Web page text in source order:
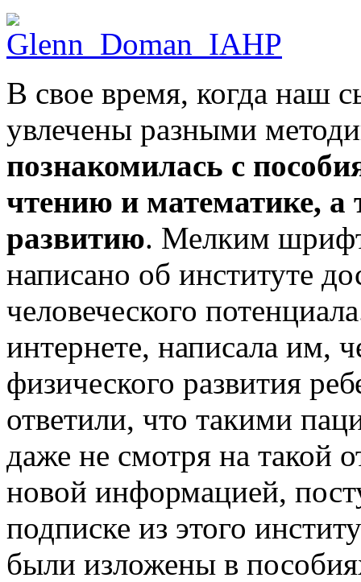
В свое время, когда наш
увлечены разными
познакомилась с
чтению и математике, а
развитию. Мелким
написано об институте
человеческого
интернете, написала им,
физического развития
ответили, что такими
даже не смотря на такой
новой информацией,
подписке из этого
были изложены в